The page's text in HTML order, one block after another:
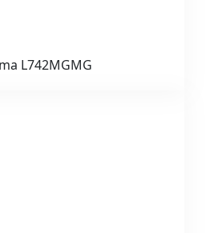
L742MGMG